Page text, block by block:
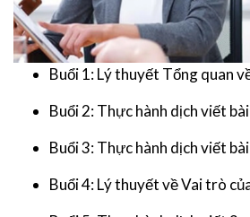
Buổi 1: Lý thuyết Tổng quan
Buổi 2: Thực hành dịch viết
Buổi 3: Thực hành dịch viết
Buổi 4: Lý thuyết về Vai trò